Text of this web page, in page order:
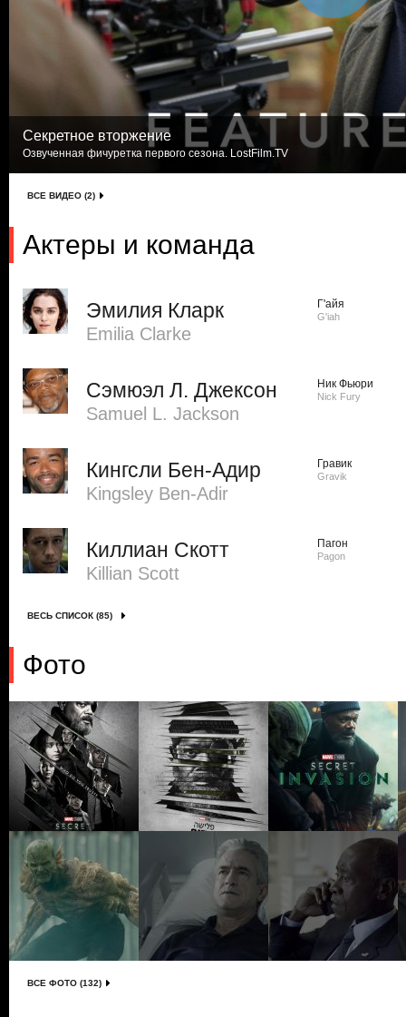
Секретное вторжение
Озвученная фичуретка первого сезона. LostFilm.TV
ВСЕ ВИДЕО (2)
Актеры и команда
Эмилия Кларк
Emilia Clarke
Г'айя
G'iah
Сэмюэл Л. Джексон
Samuel L. Jackson
Ник Фьюри
Nick Fury
Кингсли Бен-Адир
Kingsley Ben-Adir
Гравик
Gravik
Киллиан Скотт
Killian Scott
Пагон
Pagon
ВЕСЬ СПИСОК (85)
Фото
ВСЕ ФОТО (132)